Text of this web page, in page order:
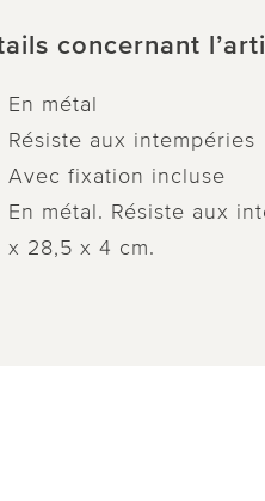
concernant
En métal
Résiste aux intempéries
Avec fixation incluse
En métal. Résiste aux
x 28,5 x 4 cm.